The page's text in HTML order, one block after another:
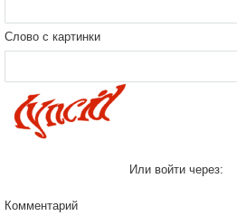
Слово с картинки
Или войти через:
Комментарий